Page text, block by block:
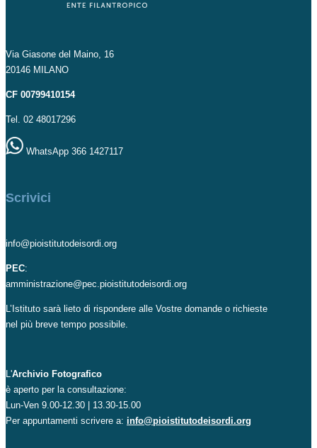
Via Giasone del Maino, 16
20146 MILANO
CF 00799410154
Tel. 02 48017296
WhatsApp 366 1427117
Scrivici
info@pioistitutodeisordi.org
PEC:
amministrazione@pec.pioistitutodeisordi.org
L’Istituto sarà lieto di rispondere alle Vostre domande o richieste
nel più breve tempo possibile.
L'Archivio Fotografico
è aperto per la consultazione:
Lun-Ven 9.00-12.30 | 13.30-15.00
Per appuntamenti scrivere a: info@pioistitutodeisordi.org